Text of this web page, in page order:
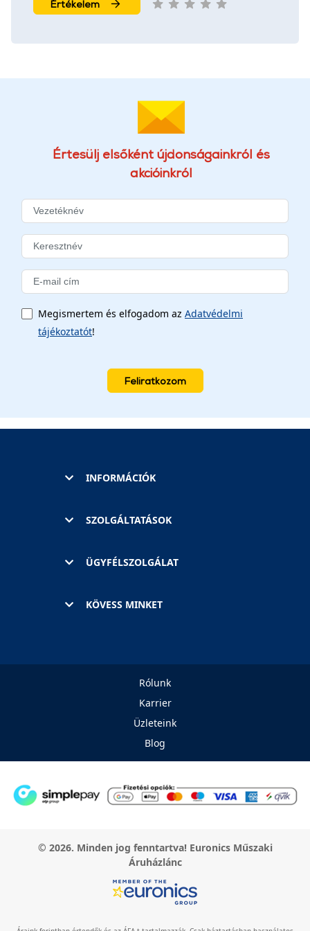
Értékelem
Értesülj elsőként újdonságainkról és
akcióinkról
Megismertem és elfogadom az Adatvédelmi
tájékoztatót!
Feliratkozom
INFORMÁCIÓK
SZOLGÁLTATÁSOK
ÜGYFÉLSZOLGÁLAT
KÖVESS MINKET
Rólunk
Karrier
Üzleteink
Blog
© 2026. Minden jog fenntartva! Euronics Műszaki
Áruházlánc